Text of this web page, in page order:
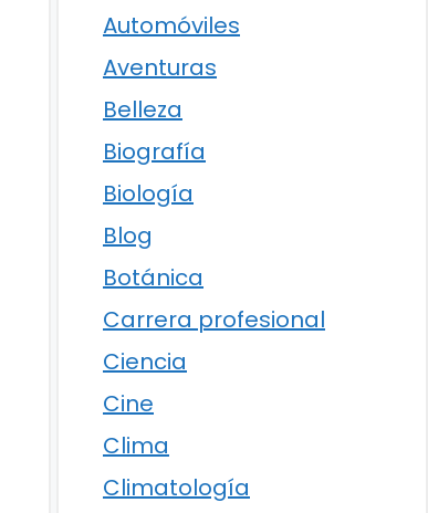
Automóviles
Aventuras
Belleza
Biografía
Biología
Blog
Botánica
Carrera profesional
Ciencia
Cine
Clima
Climatología